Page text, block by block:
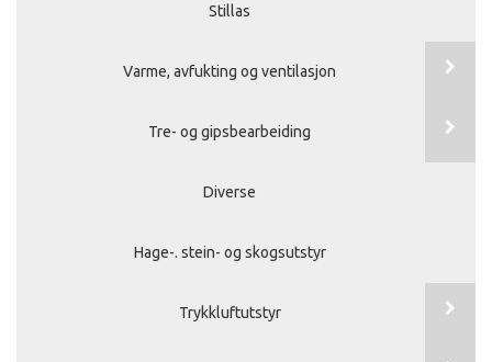
Stillas
Varme, avfukting og ventilasjon
Tre- og gipsbearbeiding
Diverse
Hage-. stein- og skogsutstyr
Trykkluftutstyr